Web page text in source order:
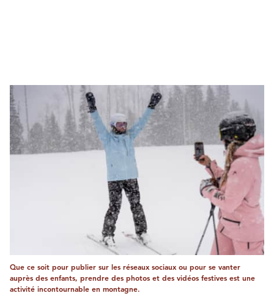
Que ce soit pour publier sur les réseaux sociaux ou pour se vanter
auprès des enfants, prendre des photos et des vidéos festives est une
activité incontournable en montagne.